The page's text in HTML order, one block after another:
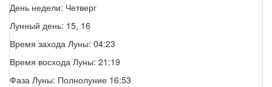
День недели: Четверг
Лунный день: 15, 16
Время захода Луны: 04:23
Время восхода Луны: 21:19
Фаза Луны: Полнолуние 16:53